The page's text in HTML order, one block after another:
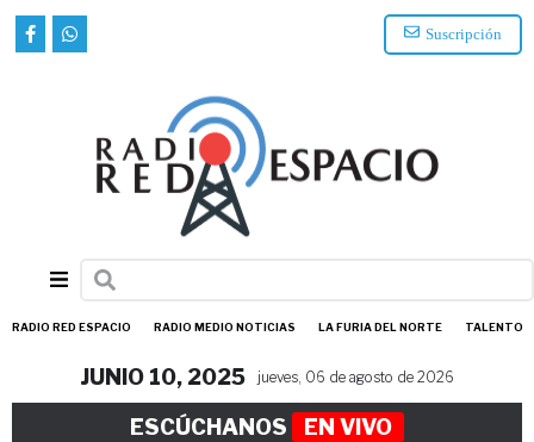
Suscripción
RADIO RED ESPACIO RADIO MEDIO NOTICIAS LA FURIA DEL NORTE TALENTO
JUNIO 10, 2025 jueves, 06 de agosto de 2026
ESCÚCHANOS EN VIVO